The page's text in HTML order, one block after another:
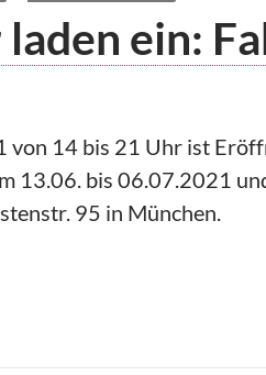
ein:
von 14 bis 21 Uhr ist
13.06. bis 06.07.2021
95 in München.
Vogl